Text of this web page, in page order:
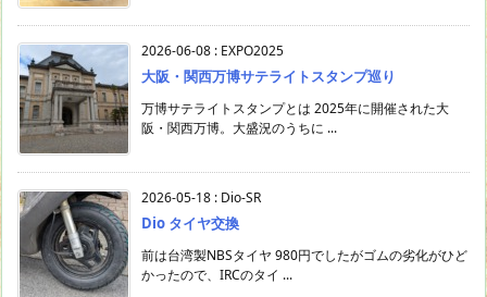
2026-06-08 : EXPO2025
大阪・関西万博サテライトスタンプ巡り
万博サテライトスタンプとは 2025年に開催された大
阪・関西万博。大盛況のうちに ...
2026-05-18 : Dio-SR
Dio タイヤ交換
前は台湾製NBSタイヤ 980円でしたがゴムの劣化がひど
かったので、IRCのタイ ...